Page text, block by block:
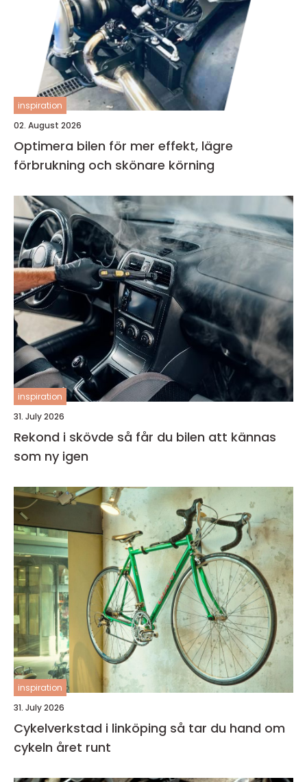
inspiration
02. August 2026
Optimera bilen för mer effekt, lägre
förbrukning och skönare körning
inspiration
31. July 2026
Rekond i skövde så får du bilen att kännas
som ny igen
inspiration
31. July 2026
Cykelverkstad i linköping så tar du hand om
cykeln året runt